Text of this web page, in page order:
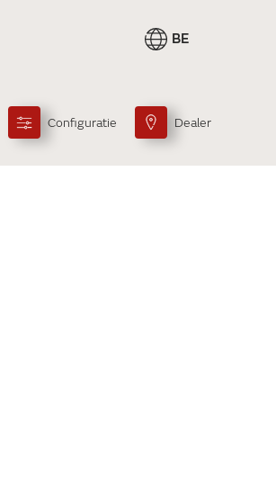
BE
Configuratie Dealer